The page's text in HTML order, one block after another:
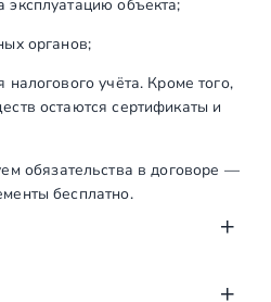
объекта;
органов;
налогового учёта. Кроме того,
остаются сертификаты и
обязательства в договоре —
бесплатно.
аккуратно,